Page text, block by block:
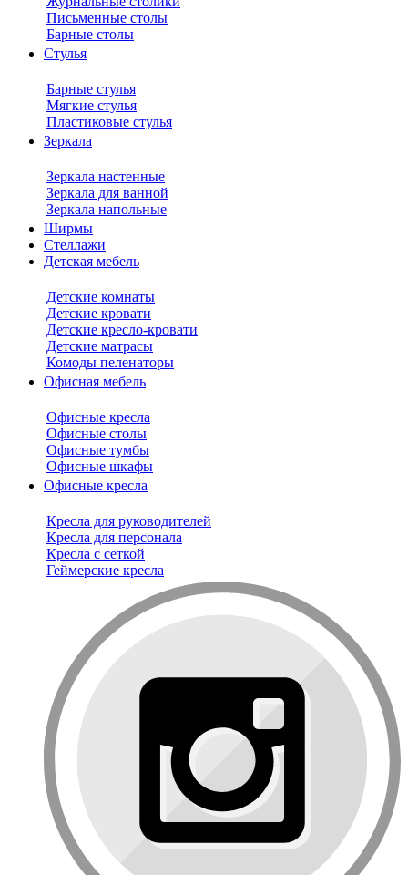
Письменные столы
Барные столы
Стулья
Барные стулья
Мягкие стулья
Пластиковые стулья
Зеркала
Зеркала настенные
Зеркала для ванной
Зеркала напольные
Ширмы
Стеллажи
Детская мебель
Детские комнаты
Детские кровати
Детские кресло-кровати
Детские матрасы
Комоды пеленаторы
Офисная мебель
Офисные кресла
Офисные столы
Офисные тумбы
Офисные шкафы
Офисные кресла
Кресла для руководителей
Кресла для персонала
Кресла с сеткой
Геймерские кресла